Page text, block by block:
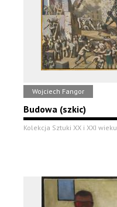
Wojciech Fangor
Budowa (szkic)
Kolekcja Sztuki XX i XXI wieku